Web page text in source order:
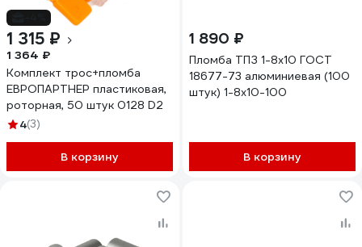
1 315 ₽
1 364 ₽
Комплект трос+пломба
ЕВРОПАРТНЕР пластиковая,
роторная, 50 штук 0128 D2
4(3)
В корзину
1 890 ₽
Пломба ТПЗ 1-8x10 ГОСТ
18677-73 алюминиевая (100
штук) 1-8х10-100
В корзину